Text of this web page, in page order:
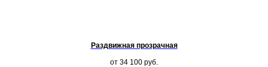
Раздвижная прозрачная
от 34 100 руб.